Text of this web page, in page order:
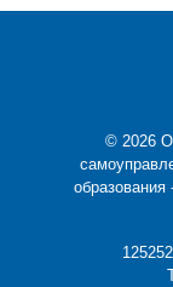
© 2026
образования